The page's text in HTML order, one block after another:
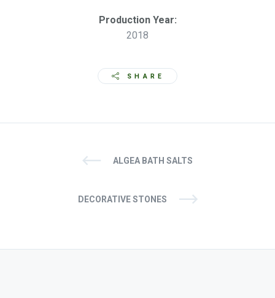
Production Year:
2018
SHARE
ALGEA BATH SALTS
DECORATIVE STONES